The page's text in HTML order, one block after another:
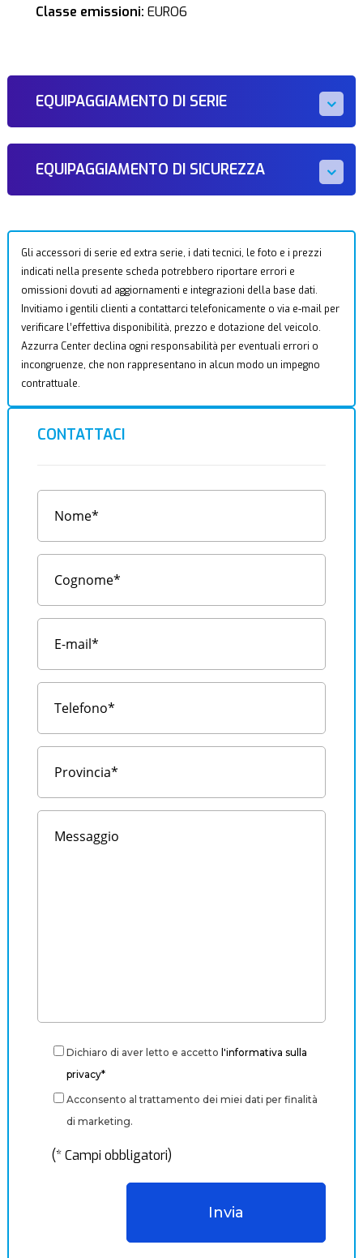
Classe emissioni: EURO6
EQUIPAGGIAMENTO DI SERIE
EQUIPAGGIAMENTO DI SICUREZZA
Gli accessori di serie ed extra serie, i dati tecnici, le foto e i prezzi
indicati nella presente scheda potrebbero riportare errori e
omissioni dovuti ad aggiornamenti e integrazioni della base dati.
Invitiamo i gentili clienti a contattarci telefonicamente o via e-mail per
verificare l’effettiva disponibilità, prezzo e dotazione del veicolo.
Azzurra Center declina ogni responsabilità per eventuali errori o
incongruenze, che non rappresentano in alcun modo un impegno
contrattuale.
CONTATTACI
Dichiaro di aver letto e accetto l'informativa sulla
privacy*
Acconsento al trattamento dei miei dati per finalità
di marketing.
(* Campi obbligatori)